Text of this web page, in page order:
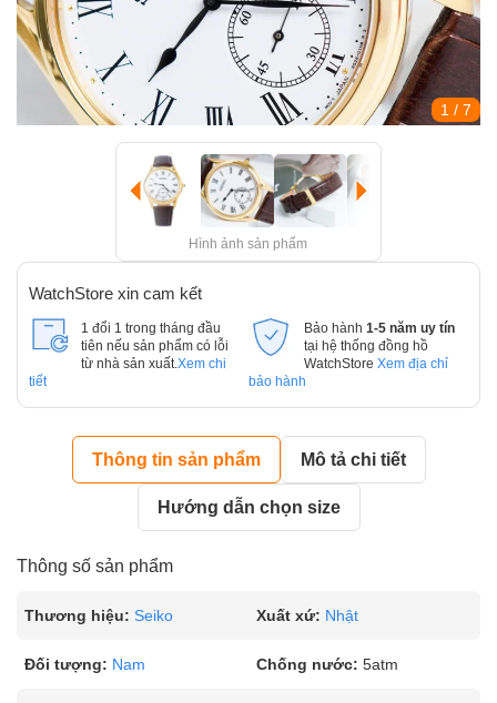
1 / 7
Hình ảnh sản phẩm
WatchStore xin cam kết
1 đổi 1 trong tháng đầu
tiên nếu sản phẩm có lỗi
từ nhà sản xuất. Xem chi
tiết
Bảo hành 1-5 năm uy tín
tại hệ thống đồng hồ
WatchStore Xem địa chỉ
bảo hành
Thông tin sản phẩm Mô tả chi tiết
Hướng dẫn chọn size
Thông số sản phẩm
Thương hiệu: Seiko Xuất xứ: Nhật
Đối tượng: Nam Chống nước: 5atm